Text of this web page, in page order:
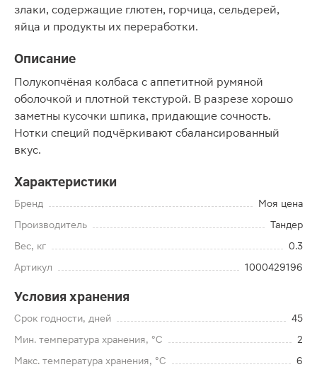
злаки, содержащие глютен, горчица, сельдерей,
яйца и продукты их переработки.
Описание
Полукопчёная колбаса с аппетитной румяной
оболочкой и плотной текстурой. В разрезе хорошо
заметны кусочки шпика, придающие сочность.
Нотки специй подчёркивают сбалансированный
вкус.
Характеристики
Бренд
Моя цена
Производитель
Тандер
Вес, кг
0.3
Артикул
1000429196
Условия хранения
Срок годности, дней
45
Мин. температура хранения, °C
2
Макс. температура хранения, °C
6